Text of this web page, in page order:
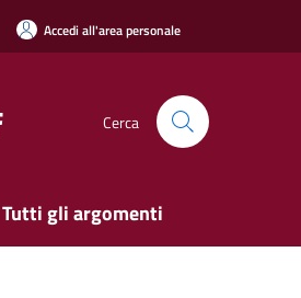
Accedi all'area personale
Cerca
Tutti gli argomenti